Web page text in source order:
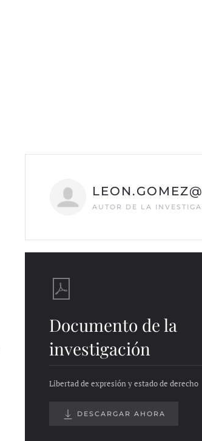
AUTOR DE LA
Documento de la
investigación
Libertad de expresión y estado de derecho
DESCARGAR AHORA